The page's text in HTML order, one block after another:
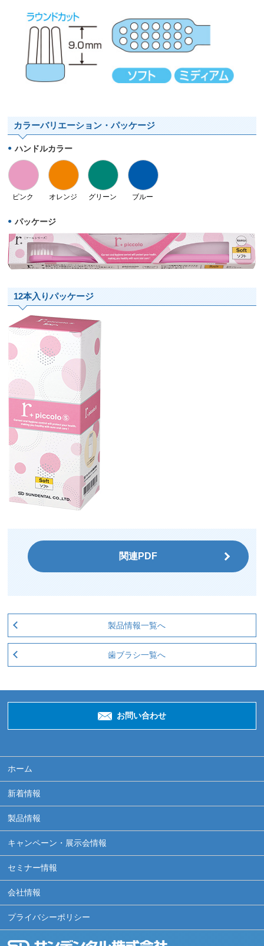
カラーバリエーション・パッケージ
ハンドルカラー
ピンク オレンジ グリーン ブルー
パッケージ
12本入りパッケージ
関連PDF
製品情報一覧へ
歯ブラシ一覧へ
お問い合わせ
ホーム
新着情報
製品情報
キャンペーン・展示会情報
セミナー情報
会社情報
プライバシーポリシー